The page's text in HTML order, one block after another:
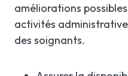
améliorations
activités
des soignants.